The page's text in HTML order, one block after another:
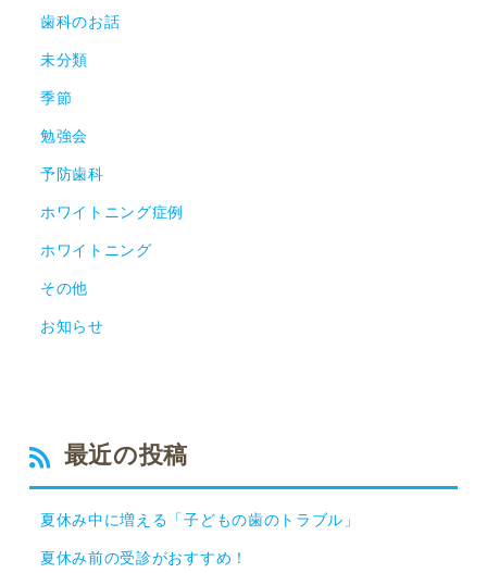
歯科のお話
未分類
季節
勉強会
予防歯科
ホワイトニング症例
ホワイトニング
その他
お知らせ
最近の投稿
夏休み中に増える「子どもの歯のトラブル」
夏休み前の受診がおすすめ！